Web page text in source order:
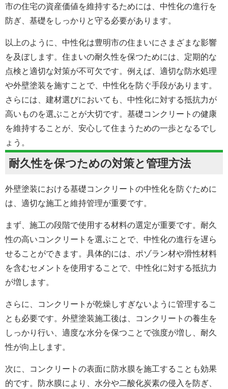
市の住宅の資産価値を維持するためには、中性化の進行を
防ぎ、基礎をしっかりと守る必要があります。
以上のように、中性化は豊明市の住まいにさまざまな影響
を及ぼします。住まいの耐久性を保つためには、定期的な
点検と適切な対策が不可欠です。例えば、適切な防水処理
や外壁塗装を施すことで、中性化を防ぐ手段があります。
さらには、建材選びにおいても、中性化に対する抵抗力が
高いものを選ぶことが大切です。基礎コンクリートの健康
を維持することが、安心して住まうための一歩となるでし
ょう。
耐久性を保つための対策と管理方法
外壁塗装における基礎コンクリートの中性化を防ぐために
は、適切な施工と維持管理が重要です。
まず、施工の段階で使用する材料の選定が重要です。耐久
性の高いコンクリートを選ぶことで、中性化の進行を遅ら
せることができます。具体的には、ポゾラン材や滑性材料
を含むセメントを使用することで、中性化に対する抵抗力
が増します。
さらに、コンクリートが乾燥しすぎないように管理するこ
とも必要です。 外壁塗装施工後は、コンクリートの養生を
しっかり行い、適度な水分を保つことで強度が増し、耐久
性が向上します。
次に、コンクリートの表面に防水膜を施工することも効果
的です。防水膜により、水分や二酸化炭素の侵入を防ぎ、